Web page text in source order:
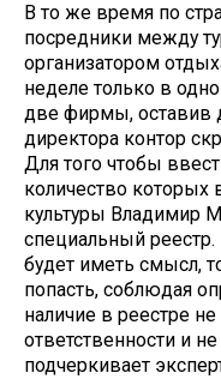
В то же время по
посредники между
организатором
неделе только в
две фирмы, оставив
директора контор
Для того чтобы
количество которых
культуры Владимир
специальный
будет иметь смысл,
попасть, соблюдая
наличие в реестре
ответственности и
подчеркивает